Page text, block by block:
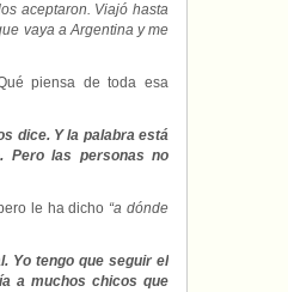
aceptaron. Viajó hasta
vaya a Argentina y me
piensa de toda esa
dice. Y la palabra está
Pero las personas no
le ha dicho “a dónde
Yo tengo que seguir el
a muchos chicos que